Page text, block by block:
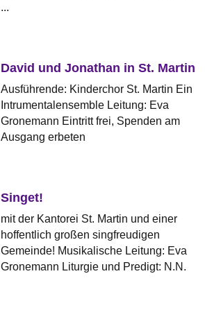
...
David und Jonathan in St. Martin
Ausführende: Kinderchor St. Martin Ein
Intrumentalensemble Leitung: Eva
Gronemann Eintritt frei, Spenden am
Ausgang erbeten
Singet!
mit der Kantorei St. Martin und einer
hoffentlich großen singfreudigen
Gemeinde! Musikalische Leitung: Eva
Gronemann Liturgie und Predigt: N.N.